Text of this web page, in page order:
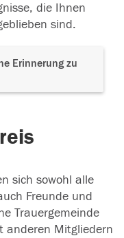
die Ihnen
sind.
Erinnerung zu
sich sowohl alle
Freunde und
Trauergemeinde
anderen Mitgliedern